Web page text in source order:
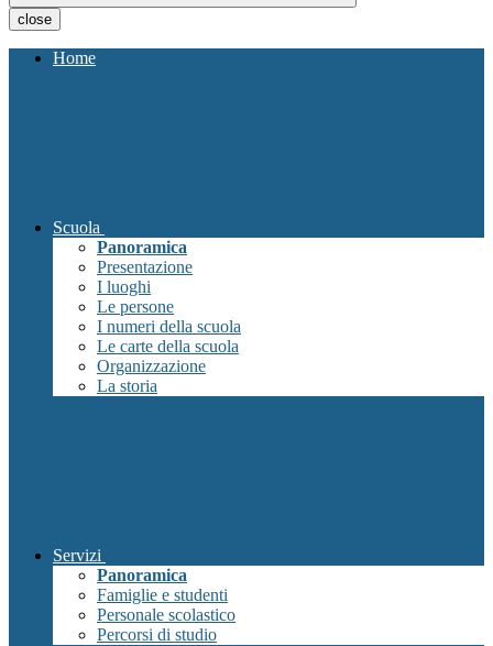
close
Home
Scuola
Panoramica
Presentazione
I luoghi
Le persone
I numeri della scuola
Le carte della scuola
Organizzazione
La storia
Servizi
Panoramica
Famiglie e studenti
Personale scolastico
Percorsi di studio